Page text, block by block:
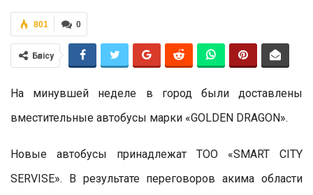
0
801
Бөлісу
На минувшей неделе в город были доставлены
вместительные автобусы марки «GOLDEN DRAGON».
Новые автобусы принадлежат ТОО «SMART CITY
SERVISE». В результате переговоров акима области